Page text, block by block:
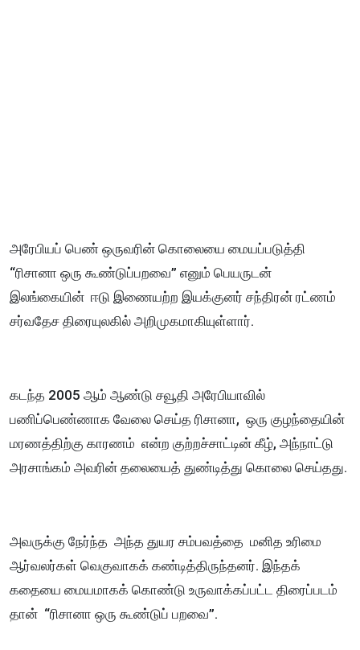
அரேபியப் பெண் ஒருவரின் கொலையை மையப்படுத்தி
“ரிசானா ஒரு கூண்டுப்பறவை” எனும் பெயருடன்
இலங்கையின் ஈடு இணையற்ற இயக்குனர் சந்திரன் ரட்ணம்
சர்வதேச திரையுலகில் அறிமுகமாகியுள்ளார்.
கடந்த 2005 ஆம் ஆண்டு சவூதி அரேபியாவில்
பணிப்பெண்ணாக வேலை செய்த ரிசானா, ஒரு குழந்தையின்
மரணத்திற்கு காரணம் என்ற குற்றச்சாட்டின் கீழ், அந்நாட்டு
அரசாங்கம் அவரின் தலையைத் துண்டித்து கொலை செய்தது.
அவருக்கு நேர்ந்த அந்த துயர சம்பவத்தை மனித உரிமை
ஆர்வலர்கள் வெகுவாகக் கண்டித்திருந்தனர். இந்தக்
கதையை மையமாகக் கொண்டு உருவாக்கப்பட்ட திரைப்படம்
தான் “ரிசானா ஒரு கூண்டுப் பறவை”.